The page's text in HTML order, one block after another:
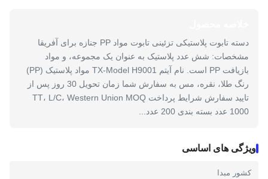
دسته تابوت پلاستیکی تزئینی تابوت مواد PP جنازه برای آفریقا
مشخصات: شش عدد پلاستیک به عنوان یک مجموعه، و مواد
بازیافت PP است. نام آیتم TX-Model H9001 مواد پلاستیک (PP)
رنگ طلا، نقره، مس به سفارش شما زمان تحویل 30 روز پس از
تایید سفارش شرایط پرداخت TT، L/C، Western Union MOQ
1000 عدد بسته بندی 200 عدد...
ویژگی های اساسی
کشور مبدا